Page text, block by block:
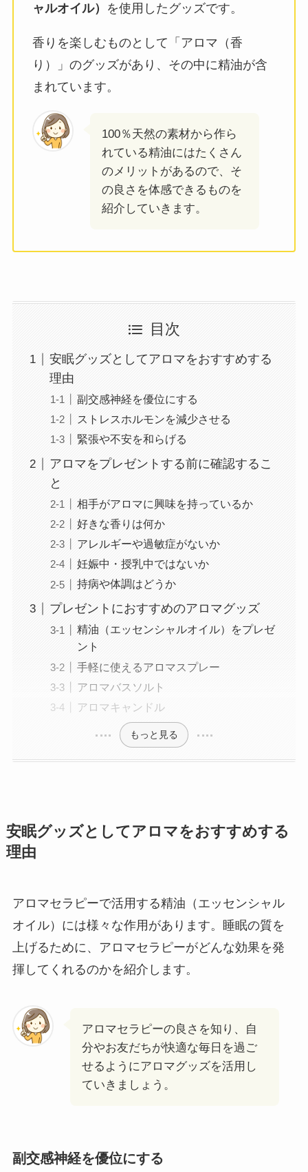
ャルオイル）
を使用したグッズです。
香りを楽しむものとして「アロマ（香
り）」のグッズがあり、その中に精油が含
まれています。
100％天然の素材から作ら
れている精油にはたくさん
のメリットがあるので、そ
の良さを体感できるものを
紹介していきます。
目次
安眠グッズとしてアロマをおすすめする
理由
副交感神経を優位にする
ストレスホルモンを減少させる
緊張や不安を和らげる
アロマをプレゼントする前に確認するこ
と
相手がアロマに興味を持っているか
好きな香りは何か
アレルギーや過敏症がないか
妊娠中・授乳中ではないか
持病や体調はどうか
プレゼントにおすすめのアロマグッズ
精油（エッセンシャルオイル）をプレゼ
ント
手軽に使えるアロマスプレー
アロマバスソルト
アロマキャンドル
もっと見る
安眠グッズとしてアロマをおすすめする
理由
アロマセラピーで活用する精油（エッセンシャル
オイル）には様々な作用があります。睡眠の質を
上げるために、アロマセラピーがどんな効果を発
揮してくれるのかを紹介します。
アロマセラピーの良さを知り、自
分やお友だちが快適な毎日を過ご
せるようにアロマグッズを活用し
ていきましょう。
副交感神経を優位にする